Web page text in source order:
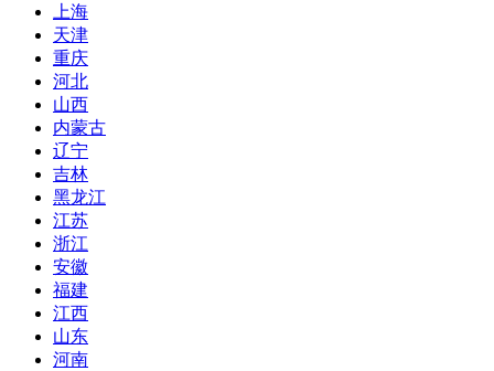
上海
天津
重庆
河北
山西
内蒙古
辽宁
吉林
黑龙江
江苏
浙江
安徽
福建
江西
山东
河南